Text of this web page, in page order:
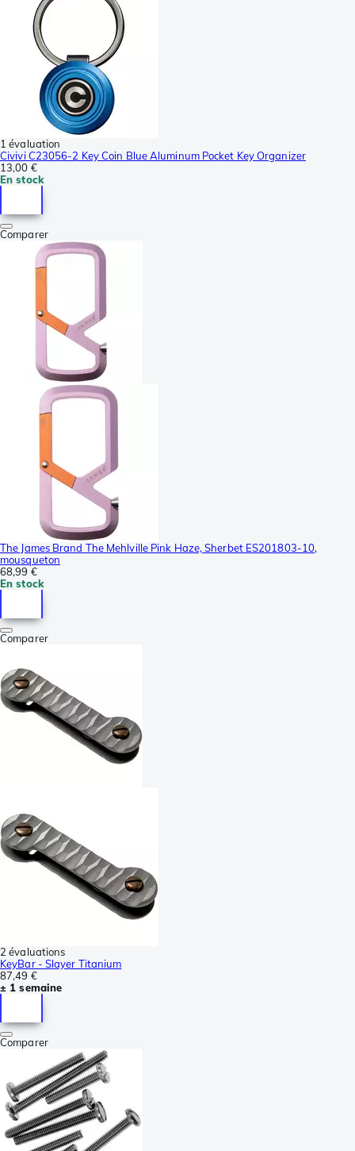
1 évaluation
Civivi C23056-2 Key Coin Blue Aluminum Pocket Key Organizer
13,00 €
En stock
Comparer
The James Brand The Mehlville Pink Haze, Sherbet ES201803-10,
mousqueton
68,99 €
En stock
Comparer
2 évaluations
KeyBar - Slayer Titanium
87,49 €
± 1 semaine
Comparer